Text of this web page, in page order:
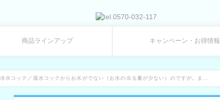
商品ラインアップ キャンペーン・お得情報
冷水コック／温水コックからお水がでない（お水の出る量が少ない）のですが。ま...